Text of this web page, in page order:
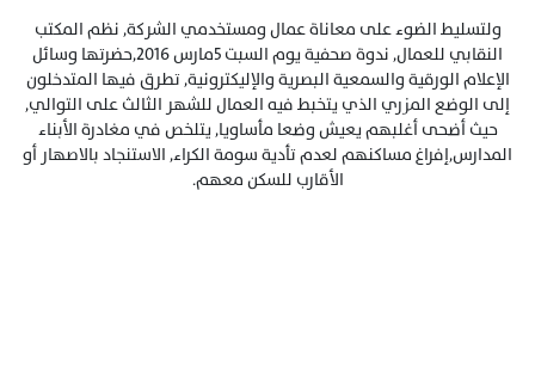
ولتسليط الضوء على معاناة عمال ومستخدمي الشركة, نظم المكتب
النقابي للعمال, ندوة صحفية يوم السبت 5مارس 2016,حضرتها وسائل
الإعلام الورقية والسمعية البصرية والإليكترونية, تطرق فيها المتدخلون
إلى الوضع المزري الذي يتخبط فيه العمال للشهر الثالث على التوالي,
حيث أضحى أغلبهم يعيش وضعا مأساويا, يتلخص في مغادرة الأبناء
المدارس,إفراغ مساكنهم لعدم تأدية سومة الكراء, الاستنجاد بالاصهار أو
الأقارب للسكن معهم.